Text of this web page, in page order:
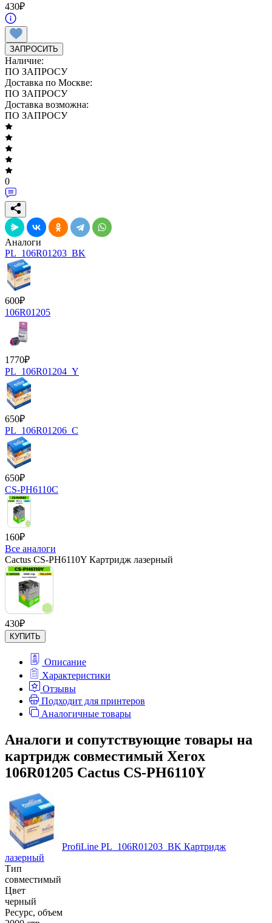
430₽
ЗАПРОСИТЬ
Наличие:
ПО ЗАПРОСУ
Доставка по Москве:
ПО ЗАПРОСУ
Доставка возможна:
ПО ЗАПРОСУ
0
Аналоги
PL_106R01203_BK
600₽
106R01205
1770₽
PL_106R01204_Y
650₽
PL_106R01206_C
650₽
CS-PH6110C
160₽
Все аналоги
Cactus CS-PH6110Y Картридж лазерный
430₽
КУПИТЬ
Описание
Характеристики
Отзывы
Подходит для принтеров
Аналогичные товары
Аналоги и сопутствующие товары на
картридж совместимый Xerox
106R01205 Cactus CS-PH6110Y
ProfiLine PL_106R01203_BK Картридж
лазерный
Тип
совместимый
Цвет
черный
Ресурс, объем